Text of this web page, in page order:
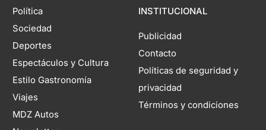
Política
Sociedad
Deportes
Espectáculos y Cultura
Estilo Gastronomía
Viajes
MDZ Autos
INSTITUCIONAL
Publicidad
Contacto
Políticas de seguridad y
privacidad
Términos y condiciones